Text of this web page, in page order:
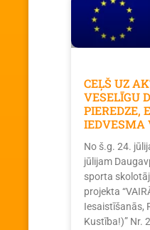
CEĻŠ UZ
VESELĪGU
PIEREDZE,
IEDVESMA
No š.g. 24.
jūlijam
sporta
projekta
Iesaistīšanās,
Kustība!)” Nr.